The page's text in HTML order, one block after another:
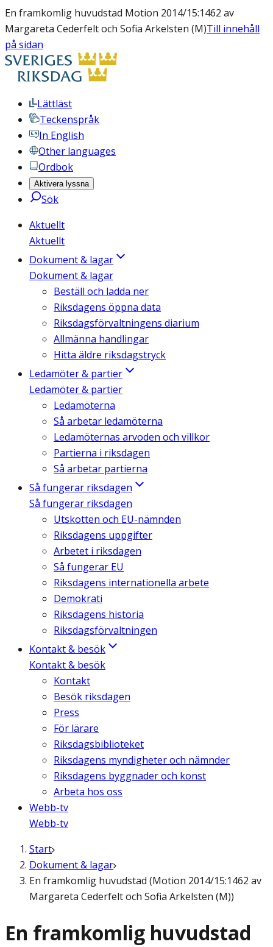
En framkomlig huvudstad Motion 2014/15:1462 av
Margareta Cederfelt och Sofia Arkelsten (M)Till innehåll
på sidan
Lättläst
Teckenspråk
In English
Other languages
Ordbok
Aktivera lyssna
Sök
Aktuellt
Aktuellt
Dokument & lagar
Dokument & lagar
Beställ och ladda ner
Riksdagens öppna data
Riksdagsförvaltningens diarium
Allmänna handlingar
Hitta äldre riksdagstryck
Ledamöter & partier
Ledamöter & partier
Ledamöterna
Så arbetar ledamöterna
Ledamöternas arvoden och villkor
Partierna i riksdagen
Så arbetar partierna
Så fungerar riksdagen
Så fungerar riksdagen
Utskotten och EU-nämnden
Riksdagens uppgifter
Arbetet i riksdagen
Så fungerar EU
Riksdagens internationella arbete
Demokrati
Riksdagens historia
Riksdagsförvaltningen
Kontakt & besök
Kontakt & besök
Kontakt
Besök riksdagen
Press
För lärare
Riksdagsbiblioteket
Riksdagens myndigheter och nämnder
Riksdagens byggnader och konst
Arbeta hos oss
Webb-tv
Webb-tv
Start
Dokument & lagar
En framkomlig huvudstad (Motion 2014/15:1462 av
Margareta Cederfelt och Sofia Arkelsten (M))
En framkomlig huvudstad